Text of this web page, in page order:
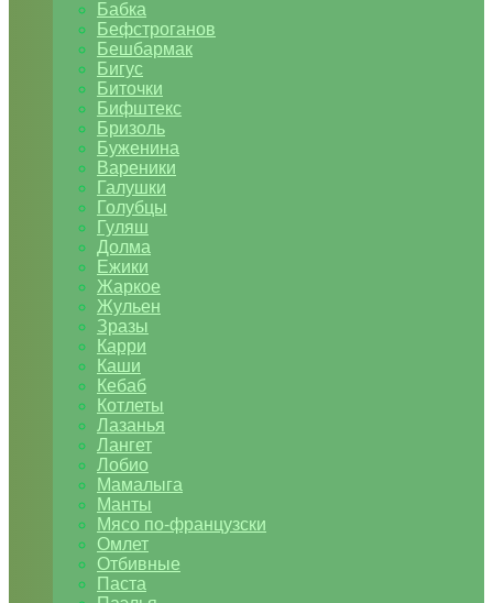
Бабка
Бефстроганов
Бешбармак
Бигус
Биточки
Бифштекс
Бризоль
Буженина
Вареники
Галушки
Голубцы
Гуляш
Долма
Ежики
Жаркое
Жульен
Зразы
Карри
Каши
Кебаб
Котлеты
Лазанья
Лангет
Лобио
Мамалыга
Манты
Мясо по-французски
Омлет
Отбивные
Паста